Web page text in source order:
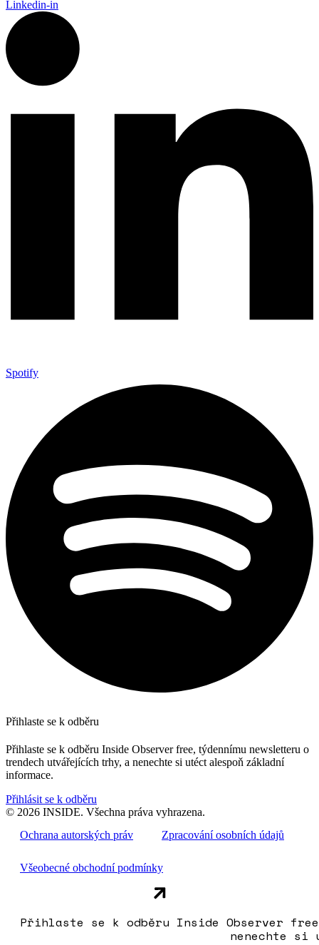
Linkedin-in
Spotify
Přihlaste se k odběru
Přihlaste se k odběru Inside Observer free, týdennímu newsletteru o
trendech utvářejících trhy, a nenechte si utéct alespoň základní
informace.
Přihlásit se k odběru
© 2026 INSIDE. Všechna práva vyhrazena.
Ochrana autorských práv
Zpracování osobních údajů
Všeobecné obchodní podmínky
Přihlaste se k odběru Inside Observer
nenechte si